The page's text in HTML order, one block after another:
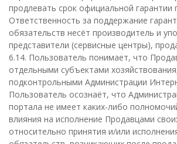
продлевать срок официальной гарантии
Ответственность за поддержание
обязательств несёт производитель и
представители (сервисные центры),
6.14. Пользователь понимает, что
отдельными субъектами
подконтрольными Администрации
Пользователь осознаёт, что
портала не имеет каких-либо
влияния на исполнение Продавцами
относительно принятия и/или